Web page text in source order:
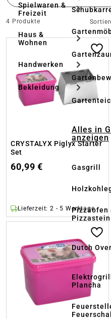
Spielwaren &
Freizeit
Haus &
Wohnen
Handwerken
Bekleidung
Alles in
anzeigen
Gasgrill
Pizzaofen
Pizzastein
Dutch
Plancha
4 Produkte
CRYSTALYX Piglyx Starter
Set
60,99 €
Lieferzeit: 2 - 5 Werktage